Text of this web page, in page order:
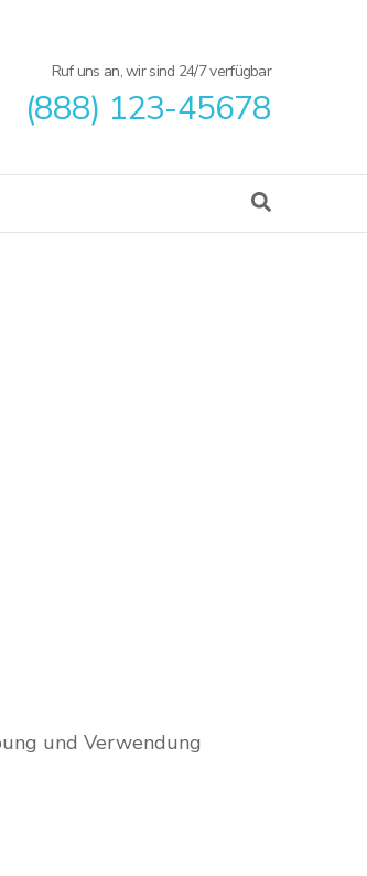
Ruf uns an, wir sind 24/7 verfügbar
(888) 123-45678
und Verwendung